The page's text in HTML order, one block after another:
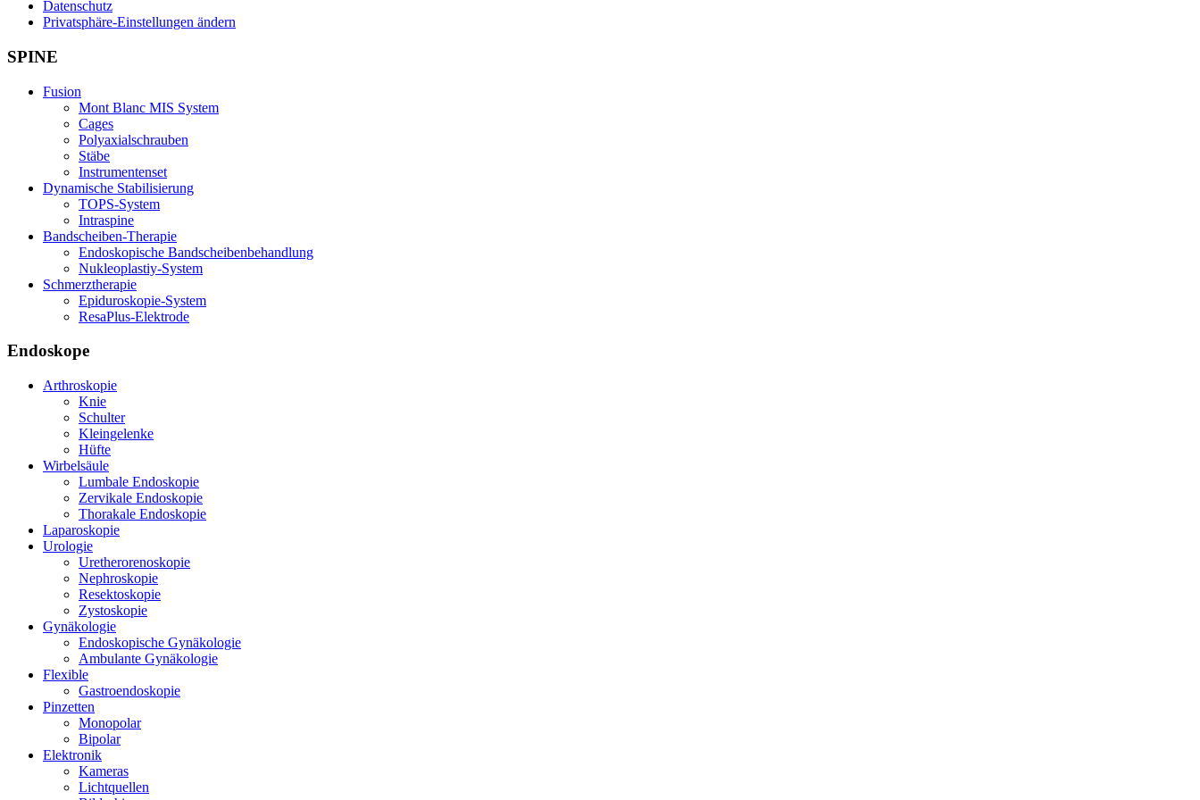
Datenschutz
Privatsphäre-Einstellungen ändern
SPINE
Fusion
Mont Blanc MIS System
Cages
Polyaxialschrauben
Stäbe
Instrumentenset
Dynamische Stabilisierung
TOPS-System
Intraspine
Bandscheiben-Therapie
Endoskopische Bandscheibenbehandlung
Nukleoplastiy-System
Schmerztherapie
Epiduroskopie-System
ResaPlus-Elektrode
Endoskope
Arthroskopie
Knie
Schulter
Kleingelenke
Hüfte
Wirbelsäule
Lumbale Endoskopie
Zervikale Endoskopie
Thorakale Endoskopie
Laparoskopie
Urologie
Uretherorenoskopie
Nephroskopie
Resektoskopie
Zystoskopie
Gynäkologie
Endoskopische Gynäkologie
Ambulante Gynäkologie
Flexible
Gastroendoskopie
Pinzetten
Monopolar
Bipolar
Elektronik
Kameras
Lichtquellen